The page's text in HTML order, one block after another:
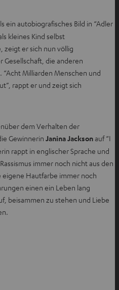
n
ein autobiografisches Bild in “Adler
kleines Kind selbst
zeigt er sich nun völlig
Gesellschaft, die anderen
Milliarden Menschen und
rappt er und zeigt sich
dem Verhalten der
Gewinnerin Janina Jacksonauf “I
rappt in englischer Sprache und
immer noch nicht aus den
eigene Hautfarbe immer noch
einen ein Leben lang
beisammen zu stehen und Liebe